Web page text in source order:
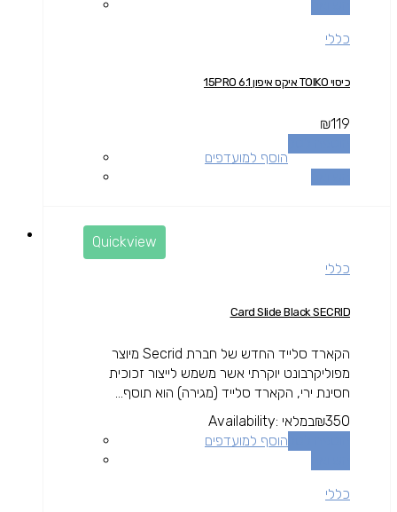
כללי
כיסוי TOIKO איקס איפון 15PRO 6.1
₪119
הוסף למועדפים
Quickview
כללי
Card Slide Black SECRID
הקארד סלייד החדש של חברת Secrid מיוצר
מפוליקרבונט יוקרתי אשר משמש לייצור זכוכית
חסינת ירי, הקארד סלייד (מגירה) הוא תוסף...
₪350
Availability: במלאי
הוסף למועדפים
כללי